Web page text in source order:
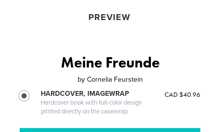
PREVIEW
Meine Freunde
by Cornelia Feurstein
HARDCOVER, IMAGEWRAP
Hardcover book with full-color design
printed directly on the casewrap
CAD $40.96